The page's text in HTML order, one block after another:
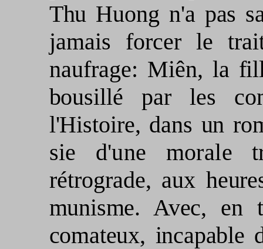
Thu Huong n'a pas
jamais forcer le
naufrage: Miên, la
bousillé par les
l'Histoire, dans un
sie d'une morale
rétrograde, aux
munisme. Avec,
comateux, incapable